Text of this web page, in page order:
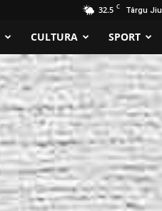
32.5 C Târgu Jiu
CULTURA SPORT